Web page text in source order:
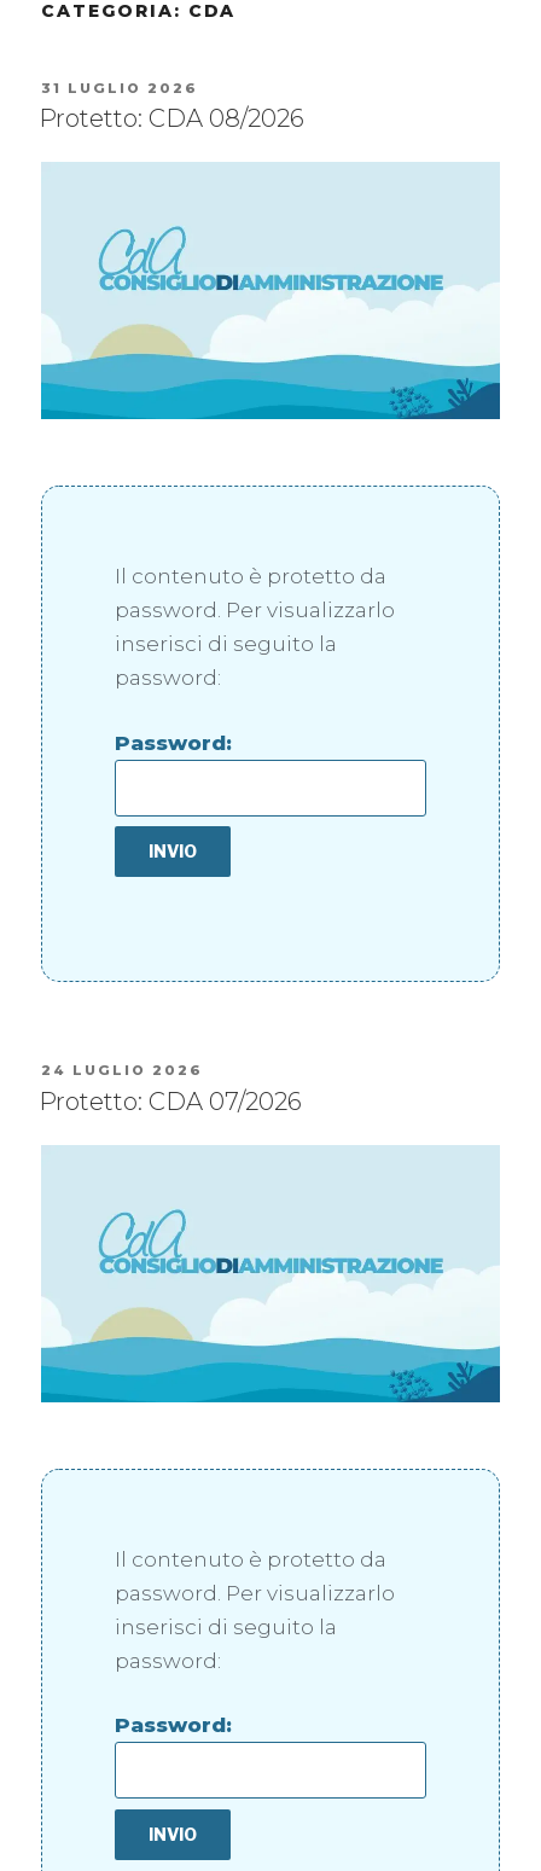
CATEGORIA: CDA
31 LUGLIO 2026
Protetto: CDA 08/2026
Il contenuto è protetto da
password. Per visualizzarlo
inserisci di seguito la
password:
Password:
24 LUGLIO 2026
Protetto: CDA 07/2026
Il contenuto è protetto da
password. Per visualizzarlo
inserisci di seguito la
password:
Password: